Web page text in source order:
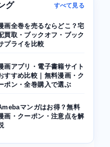
グ すべて見る
画全巻を売るならどこ？宅
買取・ブックオフ・ブック
プライを比較
画アプリ・電子書籍サイト
すすめ比較｜無料漫画・ク
ポン・全巻購入で選ぶ
マンガはお得？無料
画・クーポン・注意点を解